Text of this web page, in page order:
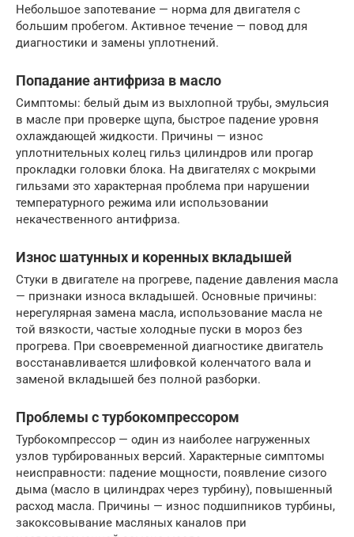
Небольшое запотевание — норма для двигателя с
большим пробегом. Активное течение — повод для
диагностики и замены уплотнений.
Попадание антифриза в масло
Симптомы: белый дым из выхлопной трубы, эмульсия
в масле при проверке щупа, быстрое падение уровня
охлаждающей жидкости. Причины — износ
уплотнительных колец гильз цилиндров или прогар
прокладки головки блока. На двигателях с мокрыми
гильзами это характерная проблема при нарушении
температурного режима или использовании
некачественного антифриза.
Износ шатунных и коренных вкладышей
Стуки в двигателе на прогреве, падение давления масла
— признаки износа вкладышей. Основные причины:
нерегулярная замена масла, использование масла не
той вязкости, частые холодные пуски в мороз без
прогрева. При своевременной диагностике двигатель
восстанавливается шлифовкой коленчатого вала и
заменой вкладышей без полной разборки.
Проблемы с турбокомпрессором
Турбокомпрессор — один из наиболее нагруженных
узлов турбированных версий. Характерные симптомы
неисправности: падение мощности, появление сизого
дыма (масло в цилиндрах через турбину), повышенный
расход масла. Причины — износ подшипников турбины,
закоксовывание масляных каналов при